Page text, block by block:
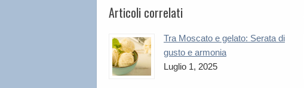
Articoli correlati
Tra Moscato e gelato: Serata di
gusto e armonia
Luglio 1, 2025